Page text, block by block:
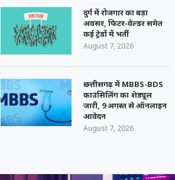
दुर्ग में रोजगार का बड़ा
अवसर, फिटर-वेल्डर समेत
कई ट्रेडों में भर्ती
August 7, 2026
छत्तीसगढ़ में MBBS-BDS
काउंसिलिंग का शेड्यूल
जारी, 9 अगस्त से ऑनलाइन
आवेदन
August 7, 2026